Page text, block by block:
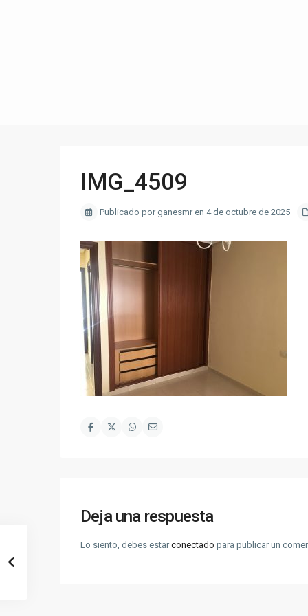
IMG_4509
Publicado por ganesmr en 4 de octubre de 2025
Deja una respuesta
Lo siento, debes estarconectado para publicar un